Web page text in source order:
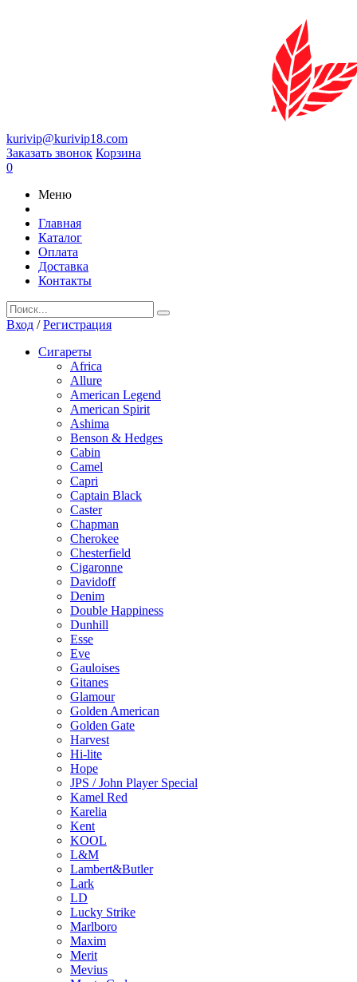
kurivip@kurivip18.com
Заказать звонок Корзина
0
Меню
Главная
Каталог
Оплата
Доставка
Контакты
Вход /Регистрация
Сигареты
Africa
Allure
American Legend
American Spirit
Ashima
Benson & Hedges
Cabin
Camel
Capri
Captain Black
Caster
Chapman
Cherokee
Chesterfield
Cigaronne
Davidoff
Denim
Double Happiness
Dunhill
Esse
Eve
Gauloises
Gitanes
Glamour
Golden American
Golden Gate
Harvest
Hi-lite
Hope
JPS / John Player Special
Kamel Red
Karelia
Kent
KOOL
L&M
Lambert&Butler
Lark
LD
Lucky Strike
Marlboro
Maxim
Merit
Mevius